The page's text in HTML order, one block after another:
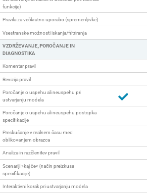
funkcije)
Pravila za večkratno uporabo (spremenljivke)
Vsestranske možnosti iskanja/filtriranja
VZDRŽEVANJE, POROČANJE IN
DIAGNOSTIKA
Komentar pravil
Revizija pravil
Poročanje o uspehu ali neuspehu pri
ustvarjanju modela
Poročanje o uspehu ali neuspehu postopka
specifikacije
Preskušanje v realnem času med
oblikovanjem obrazca
Analiza in razčlenitev pravil
Scenariji »kaj če« (način preizkusa
specifikacije)
Interaktivni korak pri ustvarjanju modela